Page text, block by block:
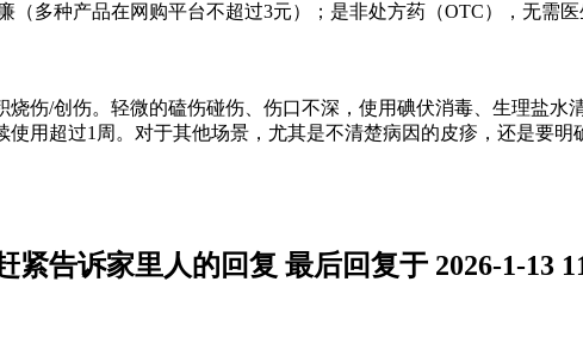
多种产品在网购平台不超过3元）；是非处方药（OTC），无需
伤/创伤。轻微的磕伤碰伤、伤口不深，使用碘伏消毒、生理盐
用超过1周。对于其他场景，尤其是不清楚病因的皮疹，还是要明
告诉家里人的回复 最后回复于 2026-1-13